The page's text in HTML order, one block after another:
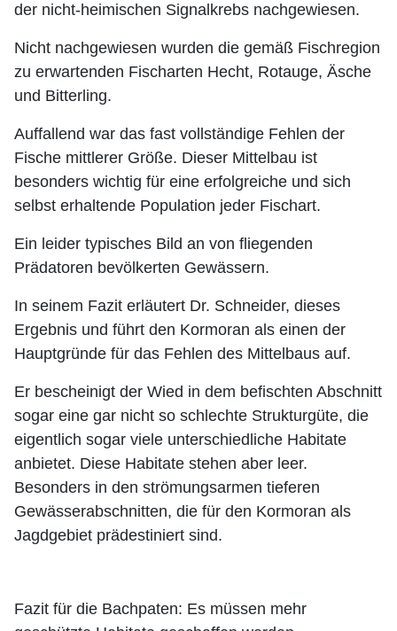
der nicht-heimischen Signalkrebs nachgewiesen.
Nicht nachgewiesen wurden die gemäß Fischregion
zu erwartenden Fischarten Hecht, Rotauge, Äsche
und Bitterling.
Auffallend war das fast vollständige Fehlen der
Fische mittlerer Größe. Dieser Mittelbau ist
besonders wichtig für eine erfolgreiche und sich
selbst erhaltende Population jeder Fischart.
Ein leider typisches Bild an von fliegenden
Prädatoren bevölkerten Gewässern.
In seinem Fazit erläutert Dr. Schneider, dieses
Ergebnis und führt den Kormoran als einen der
Hauptgründe für das Fehlen des Mittelbaus auf.
Er bescheinigt der Wied in dem befischten Abschnitt
sogar eine gar nicht so schlechte Strukturgüte, die
eigentlich sogar viele unterschiedliche Habitate
anbietet. Diese Habitate stehen aber leer.
Besonders in den strömungsarmen tieferen
Gewässerabschnitten, die für den Kormoran als
Jagdgebiet prädestiniert sind.
Fazit für die Bachpaten: Es müssen mehr